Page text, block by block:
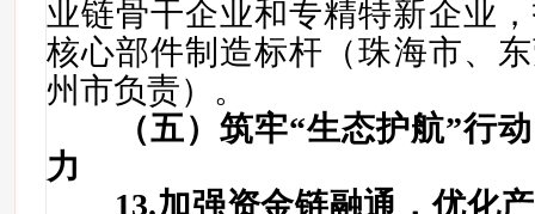
业链骨干企业和专精特新企业
核心部件制造标杆 （珠海市、
州市负责） 。
（五）筑牢“生态护航”行
力
13.加强资金链融通，优化